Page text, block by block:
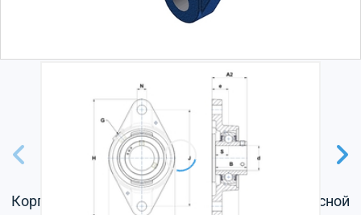
Корпус из серого чугуна, радиальный корпусной